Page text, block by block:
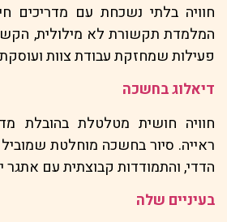
חוויה בלתי נשכחת עם מדריכים
המלמדת תקשורת לא מילולית,
פעילות שמחזקת עבודת צוות
דיאלוג בחשכה
חוויה חושית מטלטלת בהובלת
ראייה. סיור בחשכה מוחלטת שמוביל
הדדי, והתמודדות קבוצתית עם אתגר
בעיניים שלה